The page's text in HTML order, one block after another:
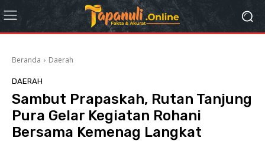
Beranda Daerah
DAERAH
Sambut Prapaskah, Rutan Tanjung
Pura Gelar Kegiatan Rohani
Bersama Kemenag Langkat